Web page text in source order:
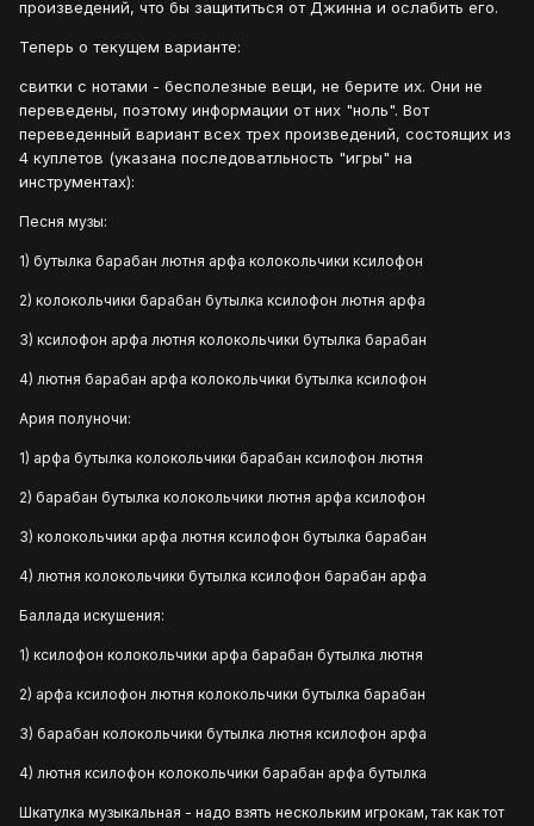
произведений, что бы защититься от Джинна и ослабить его.
Теперь о текущем варианте:
свитки с нотами - бесполезные вещи, не берите их. Они не
переведены, поэтому информации от них "ноль". Вот
переведенный вариант всех трех произведений, состоящих из
4 куплетов (указана последоватльность "игры" на
инструментах):
Песня музы:
1) бутылка барабан лютня арфа колокольчики ксилофон
2) колокольчики барабан бутылка ксилофон лютня арфа
3) ксилофон арфа лютня колокольчики бутылка барабан
4) лютня барабан арфа колокольчики бутылка ксилофон
Ария полуночи:
1) арфа бутылка колокольчики барабан ксилофон лютня
2) барабан бутылка колокольчики лютня арфа ксилофон
3) колокольчики арфа лютня ксилофон бутылка барабан
4) лютня колокольчики бутылка ксилофон барабан арфа
Баллада искушения:
1) ксилофон колокольчики арфа барабан бутылка лютня
2) арфа ксилофон лютня колокольчики бутылка барабан
3) барабан колокольчики бутылка лютня ксилофон арфа
4) лютня ксилофон колокольчики барабан арфа бутылка
Шкатулка музыкальная - надо взять нескольким игрокам, так как тот